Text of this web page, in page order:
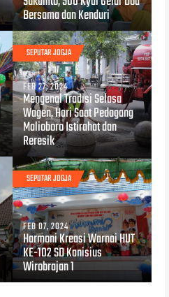
Bersama dan Kenduri
SEPUTAR JOGJA
FEB 27, 2024
Mengenal Tradisi Selasa
Wagen, Hari Saat Pedagang
Malioboro Istirahat dan
Reresik
SEPUTAR JOGJA
FEB 07, 2024
Harmoni Kreasi Warnai HUT
KE-102 SD Kanisius
Wirobrajan 1